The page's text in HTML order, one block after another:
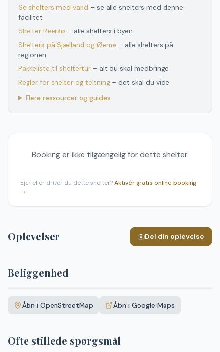
Se shelters med vand – se alle shelters med denne
facilitet
Shelter Reersø – alle shelters i byen
Shelters på Sjælland og Øerne – alle shelters på
regionen
Pakkeliste til sheltertur – alt du skal medbringe
Regler for shelter og teltning – det skal du vide
Flere ressourcer og guides
Booking er ikke tilgængelig for dette shelter.
Ejer eller driver du dette shelter?Aktivér gratis online booking
→
Oplevelser Del din oplevelse
Beliggenhed
+Åbn i OpenStreetMap Åbn i Google Maps
Ofte stillede spørgsmål